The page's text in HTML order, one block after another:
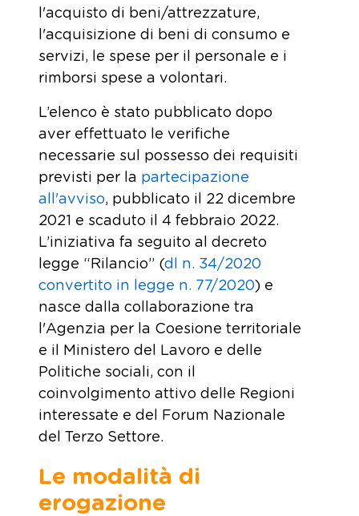
l'acquisto di beni/attrezzature,
l'acquisizione di beni di consumo e
servizi, le spese per il personale e i
rimborsi spese a volontari.
L’elenco è stato pubblicato dopo
aver effettuato le verifiche
necessarie sul possesso dei requisiti
previsti per la partecipazione
all'avviso, pubblicato il 22 dicembre
2021 e scaduto il 4 febbraio 2022.
L’iniziativa fa seguito al decreto
legge “Rilancio” (dl n. 34/2020
convertito in legge n. 77/2020) e
nasce dalla collaborazione tra
l'Agenzia per la Coesione territoriale
e il Ministero del Lavoro e delle
Politiche sociali, con il
coinvolgimento attivo delle Regioni
interessate e del Forum Nazionale
del Terzo Settore.
Le modalità di
erogazione